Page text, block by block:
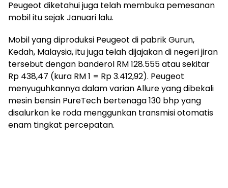
Peugeot diketahui juga telah membuka pemesanan
mobil itu sejak Januari lalu.
Mobil yang diproduksi Peugeot di pabrik Gurun,
Kedah, Malaysia, itu juga telah dijajakan di negeri jiran
tersebut dengan banderol RM 128.555 atau sekitar
Rp 438,47 (kura RM 1 = Rp 3.412,92). Peugeot
menyuguhkannya dalam varian Allure yang dibekali
mesin bensin PureTech bertenaga 130 bhp yang
disalurkan ke roda menggunkan transmisi otomatis
enam tingkat percepatan.